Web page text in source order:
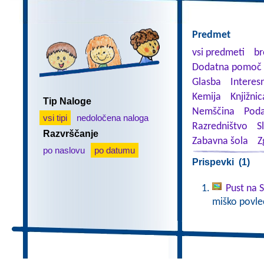
Tip Naloge
vsi tipi
nedoločena naloga
Razvrščanje
po naslovu
po datumu
Predmet
vsi predmeti
Dodatna
Glasba
Kemija
Nemščina
Razredništvo
Zabavna šola
Prispevki (1)
Pust na
miško